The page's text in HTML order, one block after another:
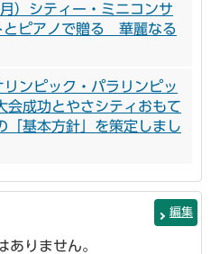
）シティー・ミニコンサ
とピアノで贈る 華麗なる
ンピック・パラリンピッ
会成功とやさシティおもて
「基本方針」を策定しまし
編集
ありません。